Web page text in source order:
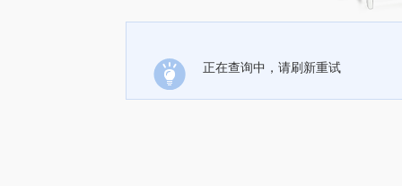
正在查询中，请刷新重试